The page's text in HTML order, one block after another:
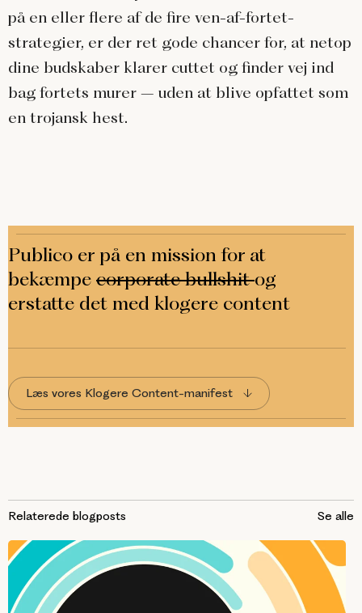
på en eller flere af de fire ven-af-fortet-
strategier, er der ret gode chancer for, at netop
dine budskaber klarer cuttet og finder vej ind
bag fortets murer – uden at blive opfattet som
en trojansk hest.
Publico er på en mission for at
bekæmpe corporate bullshitog
erstatte det med klogere content
Læs vores Klogere Content-manifest
Relaterede blogposts Se alle